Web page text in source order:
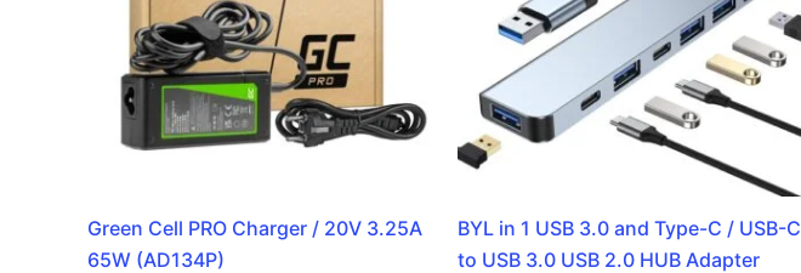
Green Cell PRO Charger / 20V 3.25A
65W (AD134P)
BYL in 1 USB 3.0 and Type-C / USB-C
to USB 3.0 USB 2.0 HUB Adapter